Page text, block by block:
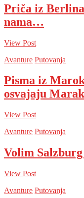
Priča iz
nama…
View Post
Avanture Putovanja
Pisma iz
osvajaju
View Post
Avanture Putovanja
Volim
View Post
Avanture Putovanja